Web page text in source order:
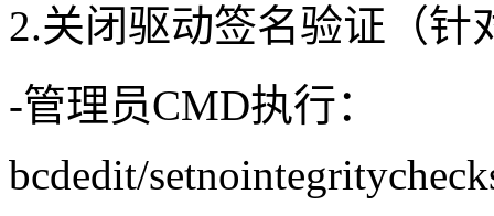
2.关闭驱动签名验证（针
-管理员CMD执行：
bcdedit/